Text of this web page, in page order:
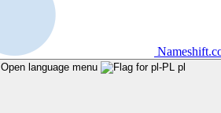
Open language menu pl